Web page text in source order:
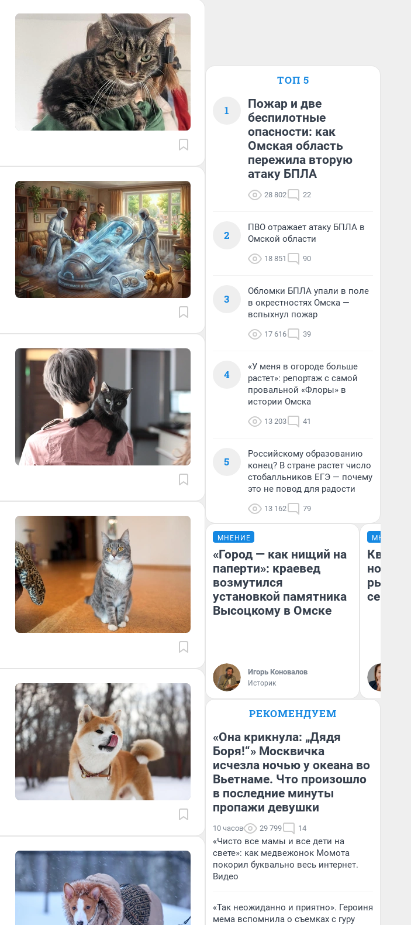
ТОП 5
1
Пожар и две
беспилотные
опасности: как
Омская область
пережила вторую
атаку БПЛА
28 802 22
2
ПВО отражает атаку БПЛА в
Омской области
18 851 90
3
Обломки БПЛА упали в поле
в окрестностях Омска —
вспыхнул пожар
17 616 39
4
«У меня в огороде больше
растет»: репортаж с самой
провальной «Флоры» в
истории Омска
13 203 41
5
Российскому образованию
конец? В стране растет число
стобалльников ЕГЭ — почему
это не повод для радости
13 162 79
МНЕНИЕ
«Город — как нищий на
паперти»: краевед
возмутился
установкой памятника
Высоцкому в Омске
Игорь Коновалов
Историк
МНЕНИЕ
но
рынок
РЕКОМЕНДУЕМ
«Она крикнула: „Дядя
Боря!“» Москвичка
исчезла ночью у океана во
Вьетнаме. Что произошло
в последние минуты
пропажи девушки
10 часов 29 799 14
«Чисто все мамы и все дети на
свете»: как медвежонок Момота
покорил буквально весь интернет.
Видео
«Так неожиданно и приятно». Героиня
мема вспомнила о съемках с гуру